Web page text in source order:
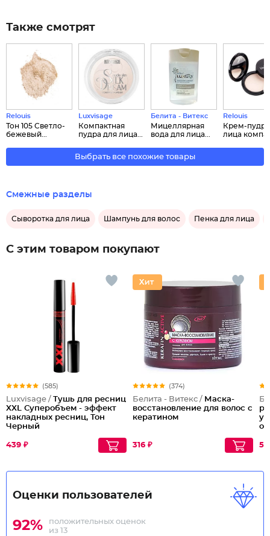
Также смотрят
Relouis
Тон 105 Светло-
бежевый...
Luxvisage
Компактная
пудра для лица...
Белита - Витекс
Мицеллярная
вода для лица...
Relouis
Крем-
лица
Выбрать все похожие товары
Смежные разделы
Сыворотка для лица Шампунь для волос Пенка для лица
С этим товаром покупают
(585)
Luxvisage / Тушь для ресниц
XXL Суперобъем - эффект
накладных ресниц, Тон
Черный
439 ₽
(374)
Белита - Витекс / Маска-
восстановление для волос с
кератином
316 ₽
Оценки пользователей
92%
положительных оценок
из 13